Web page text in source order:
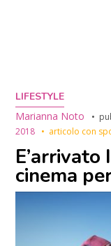
LIFESTYLE
Marianna Noto
2018
articolo con
cinema